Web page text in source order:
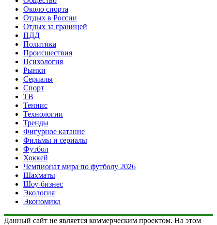
Около спорта
Отдых в России
Отдых за границей
ПДД
Политика
Происшествия
Психология
Рынки
Сериалы
Спорт
ТВ
Теннис
Технологии
Тренды
Фигурное катание
Фильмы и сериалы
Футбол
Хоккей
Чемпионат мира по футболу 2026
Шахматы
Шоу-бизнес
Экология
Экономика
Данный сайт не является коммерческим проектом. На этом